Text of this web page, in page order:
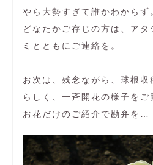
やら大勢すぎて誰かわからず
どなたかご存じの方は、ア
ミとともにご連絡を。
お次は、残念ながら、球根
らしく、一斉開花の様子をご
お花だけのご紹介で勘弁を…